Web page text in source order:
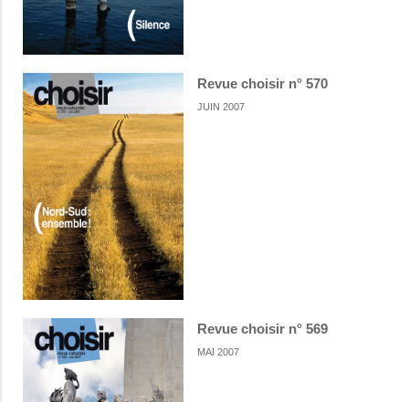
Revue choisir n° 570
JUIN 2007
Revue choisir n° 569
MAI 2007